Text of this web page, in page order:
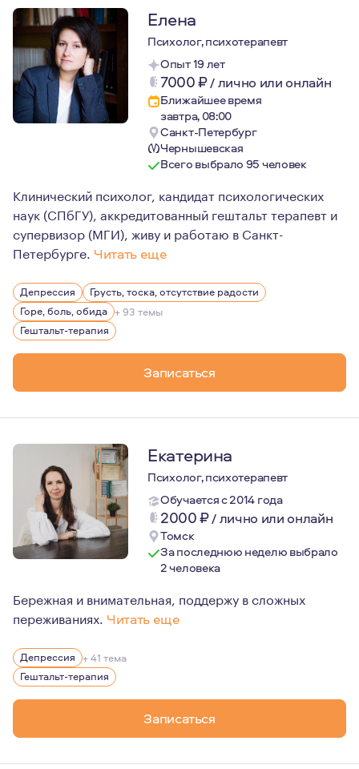
Елена
Психолог, психотерапевт
Опыт 19 лет
7000₽/лично или онлайн
Ближайшее время
завтра, 08:00
Санкт-Петербург
Чернышевская
Всего выбрало 95 человек
Клинический психолог, кандидат психологических
наук (СПбГУ), аккредитованный гештальт терапевт и
супервизор (МГИ), живу и работаю в Санкт-
Петербурге. Читать еще
Для меня психотерапия давно перестала быть
Если отвечать на вопрос, что для меня психотерапия
Депрессия
Грусть, тоска, отсутствие радости
Горе, боль, обида + 93 темы
Гештальт-терапия
Записаться
Екатерина
Психолог, психотерапевт
Обучается с 2014 года
2000₽/лично или онлайн
Томск
За последнюю неделю выбрало
2 человека
Бережная и внимательная, поддержу в сложных
переживаниях. Читать еще
Мама подростка и второклассника, замужем уже 22
В психологию пришла тогда, когда у меня родился и
И… я обратилась за профессиональной помощью
Депрессия + 41 тема
Гештальт-терапия
Записаться